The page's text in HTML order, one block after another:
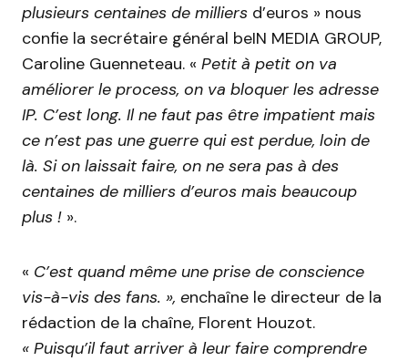
plusieurs centaines de milliers d’euros » nous
confie la secrétaire général beIN MEDIA GROUP,
Caroline Guenneteau. « Petit à petit on va
améliorer le process, on va bloquer les adresse
IP. C’est long. Il ne faut pas être impatient mais
ce n’est pas une guerre qui est perdue, loin de
là. Si on laissait faire, on ne sera pas à des
centaines de milliers d’euros mais beaucoup
plus ! ».
« C’est quand même une prise de conscience
vis-à-vis des fans. », enchaîne le directeur de la
rédaction de la chaîne, Florent Houzot.
« Puisqu’il faut arriver à leur faire comprendre